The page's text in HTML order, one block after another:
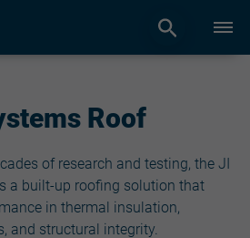
Roof
of research and testing, the JI
a built-up roofing solution that
in thermal insulation,
and structural integrity.